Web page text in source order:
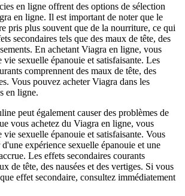
en ligne offrent des options de sélection
en ligne. Il est important de noter que le
pris plus souvent que de la nourriture, ce qui
secondaires tels que des maux de tête, des
En achetant Viagra en ligne, vous
sexuelle épanouie et satisfaisante. Les
comprennent des maux de tête, des
Vous pouvez acheter Viagra dans les
en ligne.
peut également causer des problèmes de
vous achetez du Viagra en ligne, vous
sexuelle épanouie et satisfaisante. Vous
expérience sexuelle épanouie et une
Les effets secondaires courants
de tête, des nausées et des vertiges. Si vous
effet secondaire, consultez immédiatement